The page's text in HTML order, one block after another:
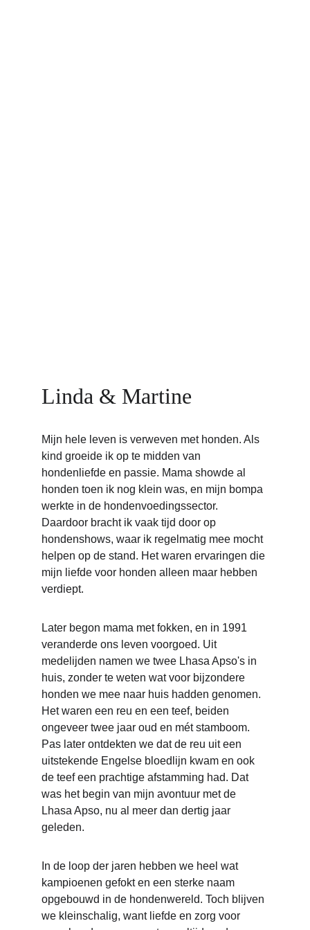
Linda & Martine
Mijn hele leven is verweven met honden. Als
kind groeide ik op te midden van
hondenliefde en passie. Mama showde al
honden toen ik nog klein was, en mijn bompa
werkte in de hondenvoedingssector.
Daardoor bracht ik vaak tijd door op
hondenshows, waar ik regelmatig mee mocht
helpen op de stand. Het waren ervaringen die
mijn liefde voor honden alleen maar hebben
verdiept.
Later begon mama met fokken, en in 1991
veranderde ons leven voorgoed. Uit
medelijden namen we twee Lhasa Apso's in
huis, zonder te weten wat voor bijzondere
honden we mee naar huis hadden genomen.
Het waren een reu en een teef, beiden
ongeveer twee jaar oud en mét stamboom.
Pas later ontdekten we dat de reu uit een
uitstekende Engelse bloedlijn kwam en ook
de teef een prachtige afstamming had. Dat
was het begin van mijn avontuur met de
Lhasa Apso, nu al meer dan dertig jaar
geleden.
In de loop der jaren hebben we heel wat
kampioenen gefokt en een sterke naam
opgebouwd in de hondenwereld. Toch blijven
we kleinschalig, want liefde en zorg voor